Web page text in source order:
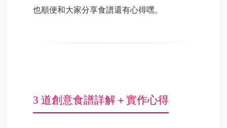
也順便和大家分享食譜還有心得嘿。
3 道創意食譜詳解＋實作心得